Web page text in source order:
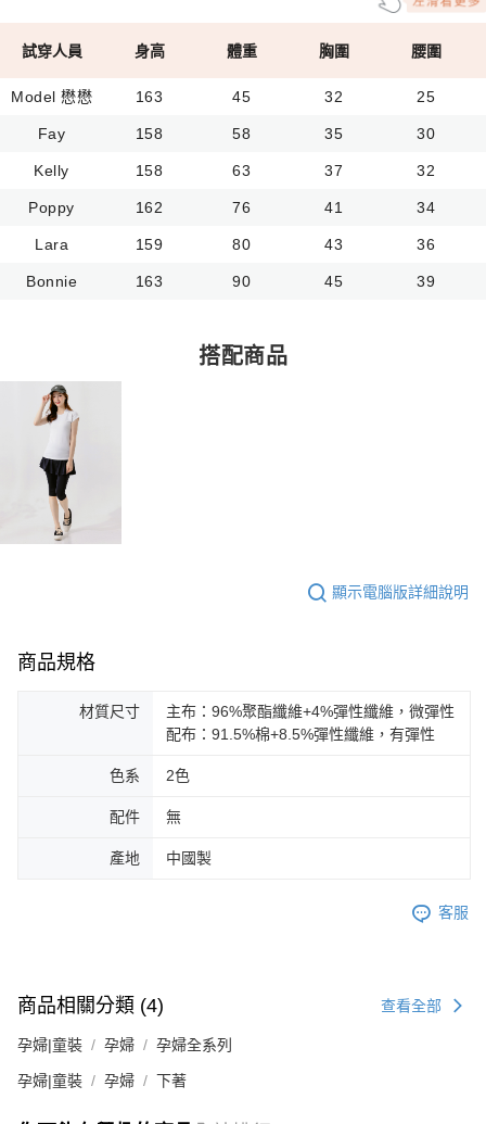
試穿人員 身高 體重 胸圍 腰圍
Model 懋懋 163 45 32 25
Fay 158 58 35 30
Kelly 158 63 37 32
Poppy 162 76 41 34
Lara 159 80 43 36
Bonnie 163 90 45 39
搭配商品
顯示電腦版詳細說明
商品規格
材質尺寸
主布：96%聚酯纖維+4%彈性纖維，微彈性
配布：91.5%棉+8.5%彈性纖維，有彈性
色系 2色
配件 無
產地 中國製
客服
商品相關分類 (4) 查看全部
孕婦|童裝 孕婦 孕婦全系列
孕婦|童裝 孕婦 下著